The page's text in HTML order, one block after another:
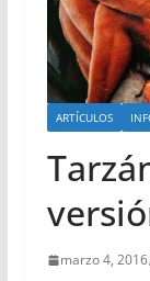
ARTÍCULOS
marzo 4, 2016